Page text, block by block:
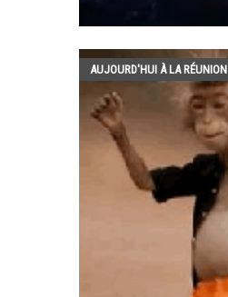
AUJOURD'HUI À LA RÉUNION